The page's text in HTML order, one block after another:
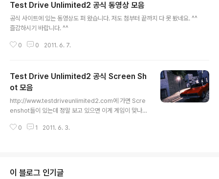
Test Drive Unlimited2 공식 동영상 모음
공식 사이트에 있는 동영상도 퍼 왔습니다. 저도 첨부터 끝까지 다 못 봤네요. ^^
즐감하시기 바랍니다. ^^
0 0 2011. 6. 7.
Test Drive Unlimited2 공식 Screen Sh
ot 모음
http://www.testdriveunlimited2.com에 가면 Scre
enshot들이 있는데 정말 보고 있으면 이게 게임이 맞나
서 한번에 볼 수 있었으면 좋겠다는 개인적인 바람에 블로
0 1 2011. 6. 3.
이 블로그 인기글